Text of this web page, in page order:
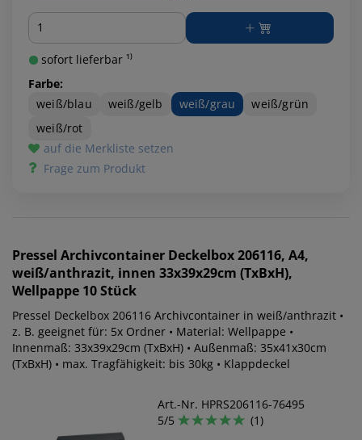
Menge
sofort lieferbar ¹⁾
Farbe:
weiß/blau
weiß/gelb weiß/grau
weiß/grün
weiß/rot
auf die Merkliste setzen
Frage zum Produkt
Pressel Archivcontainer Deckelbox 206116, A4,
weiß/anthrazit, innen 33x39x29cm (TxBxH),
Wellpappe 10 Stück
Pressel Deckelbox 206116 Archivcontainer in weiß/anthrazit •
z. B. geeignet für: 5x Ordner • Material: Wellpappe •
Innenmaß: 33x39x29cm (TxBxH) • Außenmaß: 35x41x30cm
(TxBxH) • max. Tragfähigkeit: bis 30kg • Klappdeckel
Art.-Nr. HPRS206116-76495
5/5
(1)